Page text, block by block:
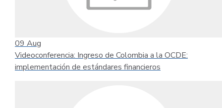
09 Aug
Videoconferencia: Ingreso de Colombia a la OCDE:
implementación de estándares financieros